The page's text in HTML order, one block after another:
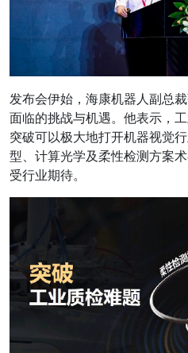
发布会伊始，海康机器人副总
面临的挑战与机遇。他表示，
突破可以极大地打开机器视觉
型、计算光学及柔性检测方案
受行业期待。